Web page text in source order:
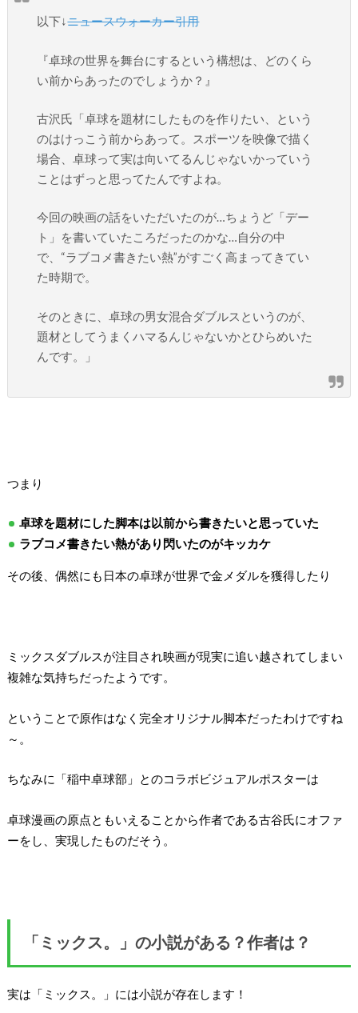
以下↓ニュースウォーカー引用
『卓球の世界を舞台にするという構想は、どのくら
い前からあったのでしょうか？』
古沢氏「卓球を題材にしたものを作りたい、という
のはけっこう前からあって。スポーツを映像で描く
場合、卓球って実は向いてるんじゃないかっていう
ことはずっと思ってたんですよね。
今回の映画の話をいただいたのが…ちょうど「デー
ト」を書いていたころだったのかな…自分の中
で、“ラブコメ書きたい熱”がすごく高まってきてい
た時期で。
そのときに、卓球の男女混合ダブルスというのが、
題材としてうまくハマるんじゃないかとひらめいた
んです。」
つまり
卓球を題材にした脚本は以前から書きたいと思っていた
ラブコメ書きたい熱があり閃いたのがキッカケ
その後、偶然にも日本の卓球が世界で金メダルを獲得したり
ミックスダブルスが注目され映画が現実に追い越されてしまい
複雑な気持ちだったようです。
ということで原作はなく完全オリジナル脚本だったわけですね
～。
ちなみに「稲中卓球部」とのコラボビジュアルポスターは
卓球漫画の原点ともいえることから作者である古谷氏にオファ
ーをし、実現したものだそう。
「ミックス。」の小説がある？作者は？
実は「ミックス。」には小説が存在します！